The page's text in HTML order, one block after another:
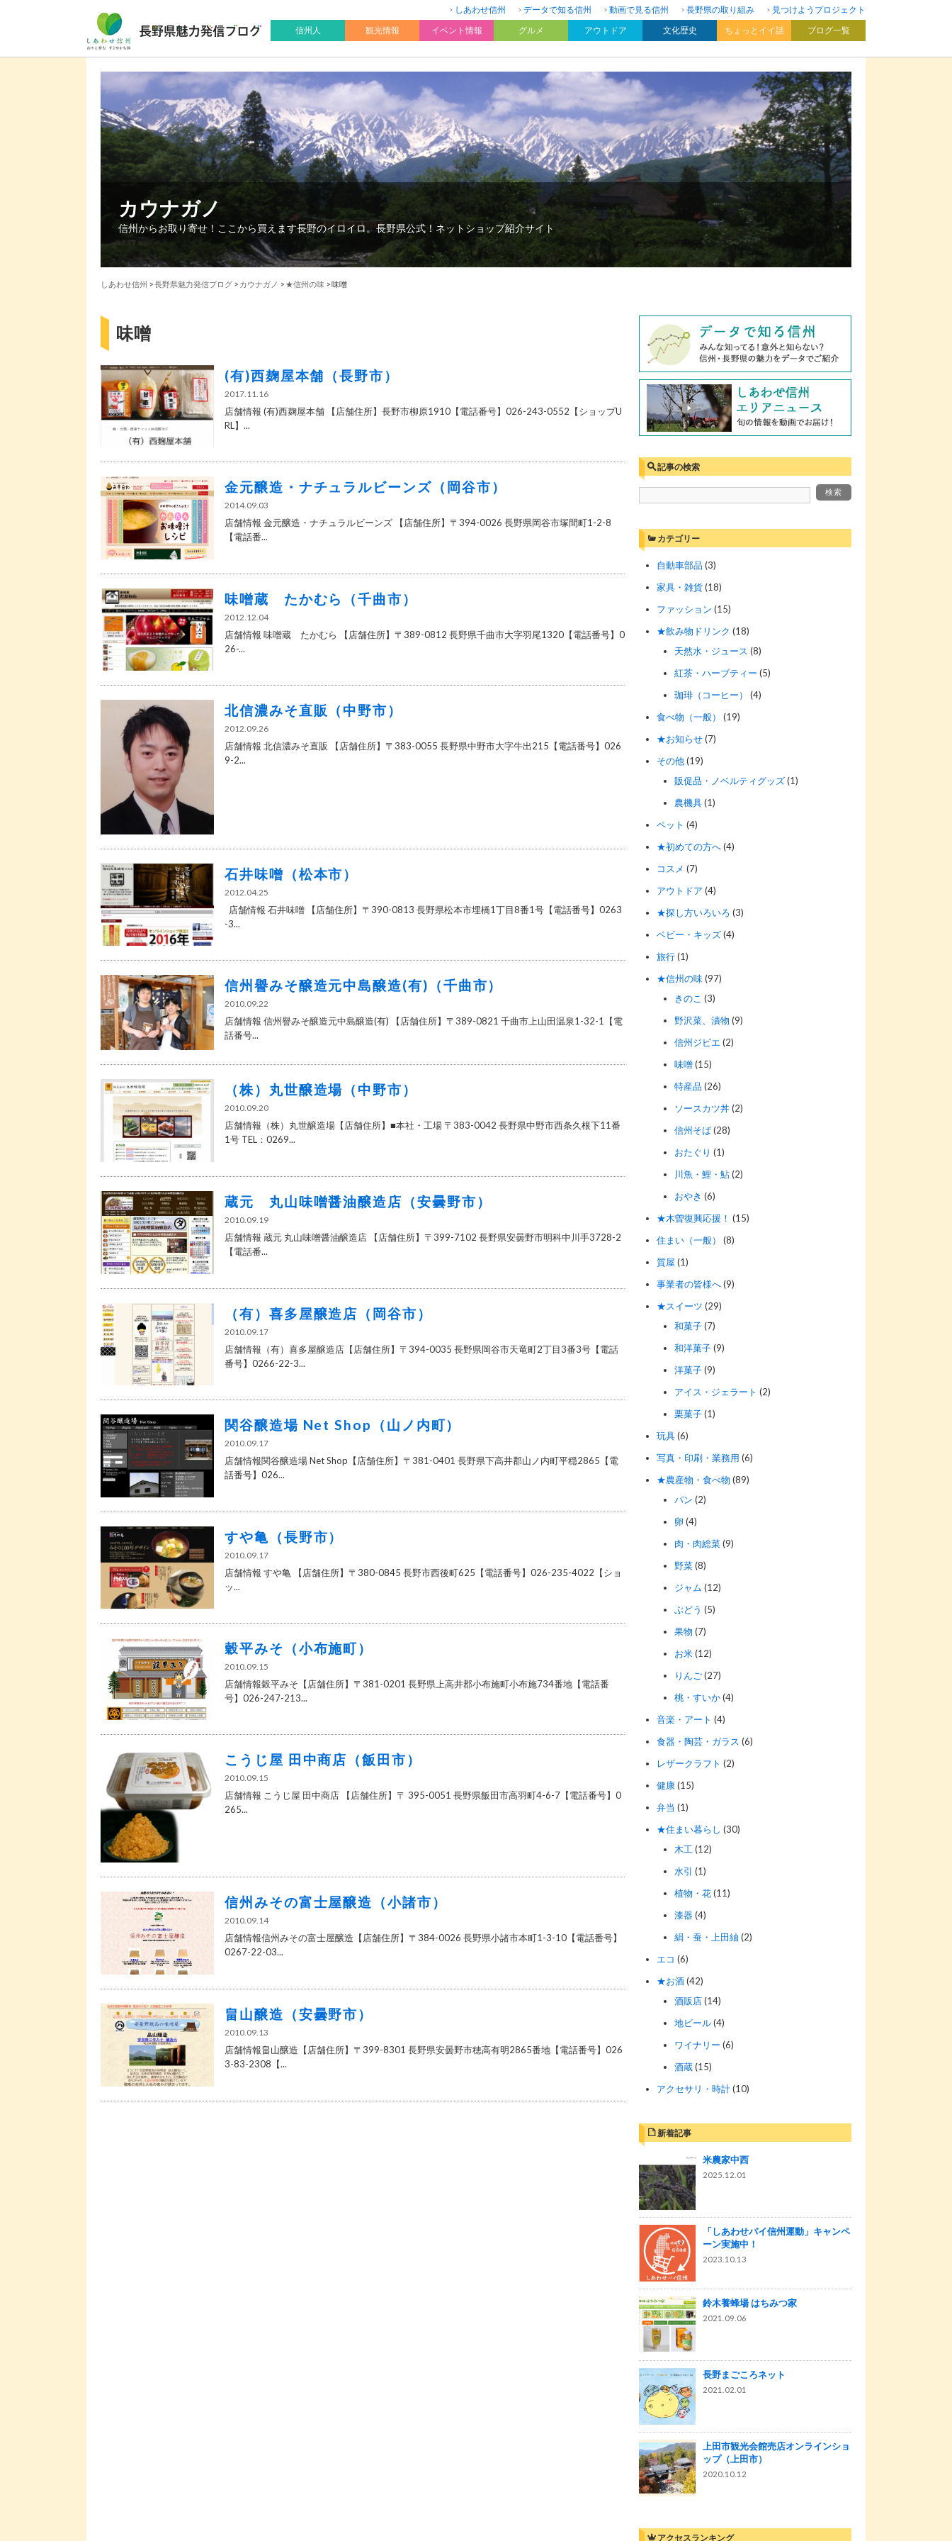
しあわせ信州 データで知る信州 動画で見る信州 長野県の取り組み
見つけようプロジェクト
信州人
観光情報 イベント情報 グルメ アウトドア 文化歴史 ちょっとイイ話 ブログ一覧
カウナガノ
信州からお取り寄せ！ここから買えます長野のイロイロ。長野県公式！ネットショップ紹介サイト
しあわせ信州 >長野県魅力発信ブログ > カウナガノ > ★信州の味 >味噌
味噌
(有)西麹屋本舗（長野市）
2017.11.16
店舗情報 (有)西麹屋本舗 【店舗住所】長野市柳原1910【電話番号】026-243-0552【ショップU
RL】...
金元醸造・ナチュラルビーンズ（岡谷市）
2014.09.03
店舗情報 金元醸造・ナチュラルビーンズ 【店舗住所】〒394-0026 長野県岡谷市塚間町1-2-8
【電話番...
味噌蔵 たかむら（千曲市）
2012.12.04
店舗情報 味噌蔵 たかむら 【店舗住所】〒389-0812 長野県千曲市大字羽尾1320【電話番号】0
26-...
北信濃みそ直販（中野市）
2012.09.26
店舗情報 北信濃みそ直販 【店舗住所】〒383-0055 長野県中野市大字牛出215【電話番号】026
9-2...
石井味噌（松本市）
2012.04.25
店舗情報 石井味噌 【店舗住所】〒390-0813 長野県松本市埋橋1丁目8番1号【電話番号】0263
-3...
信州譽みそ醸造元中島醸造(有)（千曲市）
2010.09.22
店舗情報 信州譽みそ醸造元中島醸造(有) 【店舗住所】〒389-0821 千曲市上山田温泉1-32-1【電
話番号...
（株）丸世醸造場（中野市）
2010.09.20
店舗情報（株）丸世醸造場【店舗住所】■本社・工場 〒383-0042 長野県中野市西条久根下11番
1号 TEL：0269...
蔵元 丸山味噌醤油醸造店（安曇野市）
2010.09.19
店舗情報 蔵元 丸山味噌醤油醸造店 【店舗住所】〒399-7102 長野県安曇野市明科中川手3728-2
【電話番...
（有）喜多屋醸造店（岡谷市）
2010.09.17
店舗情報（有）喜多屋醸造店【店舗住所】〒394-0035 長野県岡谷市天竜町2丁目3番3号【電話
番号】0266-22-3...
関谷醸造場 Net Shop（山ノ内町）
2010.09.17
店舗情報関谷醸造場 Net Shop【店舗住所】〒381-0401 長野県下高井郡山ノ内町平穏2865【電
話番号】026...
すや亀（長野市）
2010.09.17
店舗情報 すや亀 【店舗住所】〒380-0845 長野市西後町625【電話番号】026-235-4022【ショ
ッ...
穀平みそ（小布施町）
2010.09.15
店舗情報穀平みそ【店舗住所】〒381-0201 長野県上高井郡小布施町小布施734番地【電話番
号】026-247-213...
こうじ屋 田中商店（飯田市）
2010.09.15
店舗情報 こうじ屋 田中商店 【店舗住所】〒 395-0051 長野県飯田市高羽町4-6-7【電話番号】0
265...
信州みその富士屋醸造（小諸市）
2010.09.14
店舗情報信州みその富士屋醸造【店舗住所】〒384-0026 長野県小諸市本町1-3-10【電話番号】
0267-22-03...
畠山醸造（安曇野市）
2010.09.13
店舗情報畠山醸造【店舗住所】〒399-8301 長野県安曇野市穂高有明2865番地【電話番号】026
3-83-2308【...
記事の検索
カテゴリー
自動車部品 (3)
家具・雑貨(18)
ファッション (15)
★飲み物ドリンク (18)
天然水・ジュース (8)
紅茶・ハーブティー (5)
珈琲（コーヒー）
(4)
食べ物（一般）
(19)
★お知らせ(7)
その他(19)
販促品・ノベルティグッズ(1)
農機具(1)
ペット (4)
★初めての方へ(4)
コスメ (7)
アウトドア (4)
★探し方いろいろ (3)
ベビー・キッズ(4)
旅行(1)
★信州の味(97)
きのこ (3)
野沢菜、漬物 (9)
信州ジビエ (2)
味噌(15)
特産品 (26)
ソースカツ丼(2)
信州そば(28)
おたぐり (1)
川魚・鯉・鮎(2)
おやき (6)
★木曽復興応援！ (15)
住まい（一般）
(8)
質屋 (1)
事業者の皆様へ(9)
★スイーツ (29)
和菓子(7)
和洋菓子(9)
洋菓子(9)
アイス・ジェラート (2)
栗菓子(1)
玩具(6)
写真・印刷・業務用 (6)
★農産物・食べ物 (89)
パン (2)
卵 (4)
肉・肉総菜(9)
野菜(8)
ジャム (12)
ぶどう (5)
果物 (7)
お米(12)
りんご(27)
桃・すいか(4)
音楽・アート (4)
食器・陶芸・ガラス (6)
レザークラフト (2)
健康(15)
弁当 (1)
★住まい暮らし (30)
木工 (12)
水引 (1)
植物・花(11)
漆器(4)
絹・蚕・上田紬(2)
エコ (6)
★お酒(42)
酒販店(14)
地ビール(4)
ワイナリー (6)
酒蔵(15)
アクセサリ・時計(10)
新着記事
米農家中西
2025.12.01
「しあわせバイ信州運動」キャンペ
ーン実施中！
2023.10.13
鈴木養蜂場 はちみつ家
2021.09.06
長野まごころネット
2021.02.01
上田市観光会館売店オンラインショ
ップ（上田市）
2020.10.12
アクセスランキング